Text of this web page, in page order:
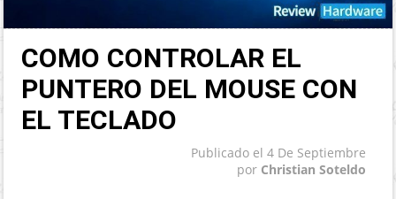
COMO CONTROLAR EL
PUNTERO DEL MOUSE CON
EL TECLADO
Publicado el 4 De Septiembre
por Christian Soteldo